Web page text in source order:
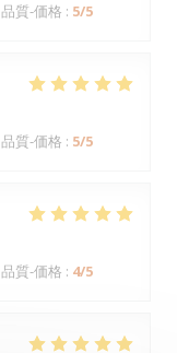
品質-価格 : 5/5
品質-価格 : 5/5
品質-価格 : 4/5